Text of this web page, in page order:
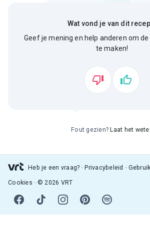
Wat vond je van dit
Geef je mening en help anderen om
te maken!
Fout gezien? Laat het
Heb je een vraag? Privacybeleid
Cookies © 2026 VRT